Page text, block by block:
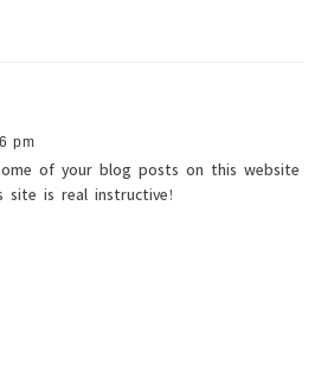
pm
of your blog posts on this website
site is real instructive!